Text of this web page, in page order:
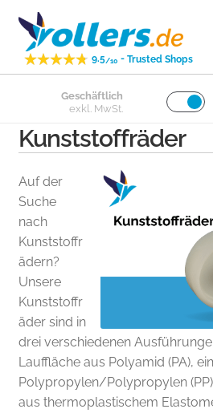
Zur
Navigation
springen
Zum
Inhalt
springen
9.5/10 - Trusted Shops
Lenkrollen
Bockrollen
Lose Räder
Überige
Kundenservice
Geschäftlich
exkl. MwSt.
Kunststoffräder
Auf der
Suche
nach
Kunststoffr
ädern?
Unsere
Kunststoffr
äder sind in
drei verschiedenen
Lauffläche aus Polyamid (PA),
Polypropylen/Polypropylen
aus thermoplastischem